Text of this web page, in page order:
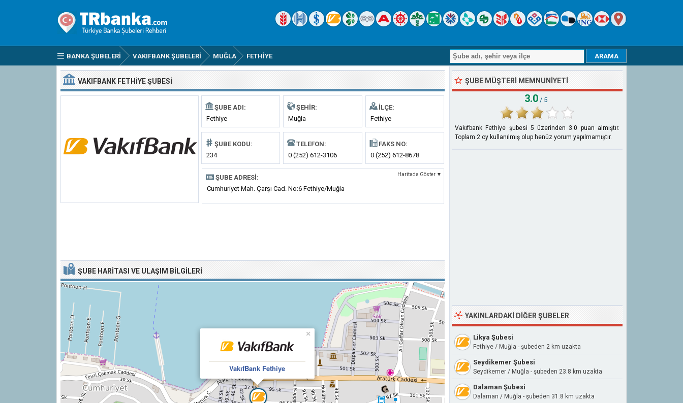
BANKA ŞUBELERI VAKIFBANK ŞUBELERI MUĞLA FETHIYE
VAKIFBANK FETHIYE ŞUBESI
ŞUBE ADI:
Fethiye
ŞEHIR:
Muğla
İLÇE:
Fethiye
ŞUBE KODU:
234
TELEFON:
0 (252) 612-3106
FAKS NO:
0 (252) 612-8678
ŞUBE ADRESI: Haritada Göster ▼
Cumhuriyet Mah. Çarşı Cad. No:6 Fethiye/Muğla
ŞUBE HARITASI VE ULAŞIM BILGILERI
VakıfBank Fethiye
×
ŞUBE MÜŞTERI MEMNUNIYETI
3.0 / 5
Vakıfbank Fethiye şubesi 5 üzerinden 3.0 puan almıştır.
Toplam 2 oy kullanılmış olup henüz yorum yapılmamıştır.
YAKINLARDAKI DIĞER ŞUBELER
Likya Şubesi
Fethiye / Muğla - şubeden 2 km uzakta
Seydikemer Şubesi
Seydikemer / Muğla - şubeden 23.8 km uzakta
Dalaman Şubesi
Dalaman / Muğla - şubeden 31.8 km uzakta